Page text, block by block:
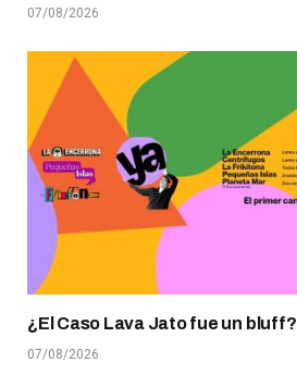
07/08/2026
¿El Caso Lava Jato fue un bluff?
07/08/2026